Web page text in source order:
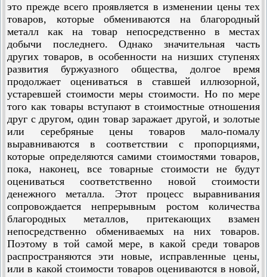
это прежде всего проявляется в изменении цены тех
товаров, которые обмениваются на благородный
металл как на товар непосредственно в местах
добычи последнего. Однако значительная часть
других товаров, в особенности на низших ступенях
развития буржуазного общества, долгое время
продолжает оцениваться в ставшей иллюзорной,
устаревшей стоимости меры стоимости. Но по мере
того как товары вступают в стоимостные отношения
друг с другом, один товар заражает другой, и золотые
или серебряные цены товаров мало-помалу
выравниваются в соответствии с пропорциями,
которые определяются самими стоимостями товаров,
пока, наконец, все товарные стоимости не будут
оцениваться соответственно новой стоимости
денежного металла. Этот процесс выравнивания
сопровождается непрерывным ростом количества
благородных металлов, притекающих взамен
непосредственно обмениваемых на них товаров.
Поэтому в той самой мере, в какой среди товаров
распространяются эти новые, исправленные цены,
или в какой стоимости товаров оцениваются в новой,